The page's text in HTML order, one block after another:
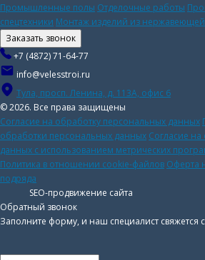
Промышленные полы Отделочные работы
спецтехники Монтаж изделий из нержавеющей
Заказать звонок
+7 (4872) 71-64-77
info@velesstroi.ru
Тула, просп. Ленина, д. 113А, офис 6
© 2026. Все права защищены
Согласие на обработку персональных данных
обработки персональных данных Согласие
данных с использованием метрических
Политика в отношении cookie-файлов Оферта
подряда
SEO-продвижение сайта
Обратный звонок
Заполните форму, и наш специалист